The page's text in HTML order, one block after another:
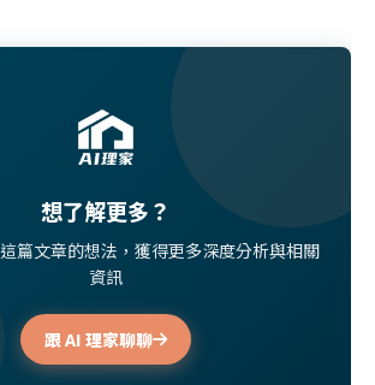
想了解更多？
篇文章的想法，獲得更多深度分析與相關
資訊
跟 AI 理家聊聊